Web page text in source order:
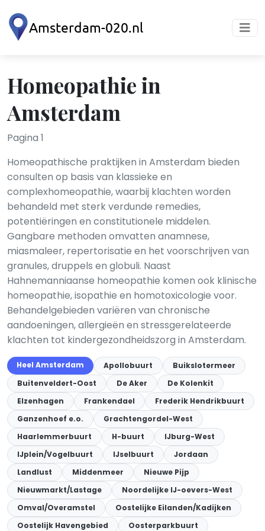
Homeopathie in
Amsterdam
Pagina 1
Homeopathische praktijken in Amsterdam bieden
consulten op basis van klassieke en
complexhomeopathie, waarbij klachten worden
behandeld met sterk verdunde remedies,
potentiëringen en constitutionele middelen.
Gangbare methoden omvatten anamnese,
miasmaleer, repertorisatie en het voorschrijven van
granules, druppels en globuli. Naast
Hahnemanniaanse homeopathie komen ook klinische
homeopathie, isopathie en homotoxicologie voor.
Behandelgebieden variëren van chronische
aandoeningen, allergieën en stressgerelateerde
klachten tot kindergezondheidszorg in Amsterdam.
Heel Amsterdam Apollobuurt
Buikslotermeer
Buitenveldert-Oost
De Aker
De Kolenkit
Elzenhagen
Frankendael
Frederik Hendrikbuurt
Ganzenhoef e.o.
Grachtengordel-West
Haarlemmerbuurt
H-buurt
IJburg-West
IJplein/Vogelbuurt
IJselbuurt
Jordaan
Landlust
Middenmeer
Nieuwe Pijp
Nieuwmarkt/Lastage
Noordelijke IJ-oevers-West
Omval/Overamstel
Oostelijke Eilanden/Kadijken
Oostelijk Havengebied
Oosterparkbuurt